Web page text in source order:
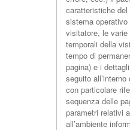
caratteristiche del
sistema
visitatore, le varie
temporali della
tempo di
pagina) e i
seguito all’interno
con particolare
sequenza delle
parametri relativi
all’ambiente